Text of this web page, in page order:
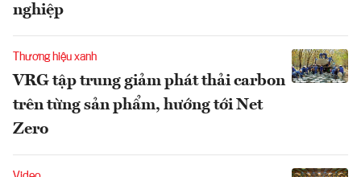
nghiệp
Thương hiệu xanh
VRG tập trung giảm phát thải carbon
trên từng sản phẩm, hướng tới Net
Zero